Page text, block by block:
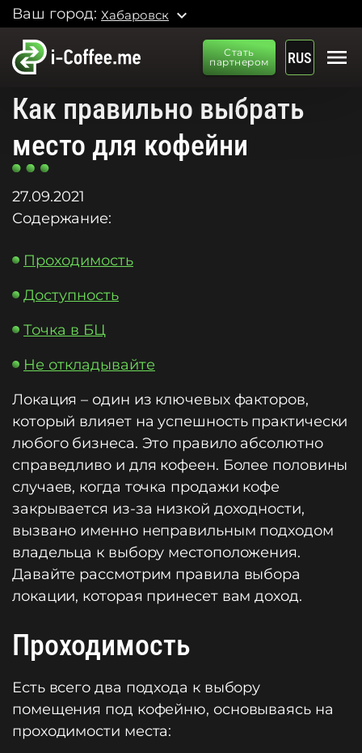
Ваш город: Хабаровск expand_more
Стать
партнером
RUS menu
Как правильно выбрать
место для кофейни
27.09.2021
Содержание:
Проходимость
Доступность
Точка в БЦ
Не откладывайте
Локация – один из ключевых факторов,
который влияет на успешность практически
любого бизнеса. Это правило абсолютно
справедливо и для кофеен. Более половины
случаев, когда точка продажи кофе
закрывается из-за низкой доходности,
вызвано именно неправильным подходом
владельца к выбору местоположения.
Давайте рассмотрим правила выбора
локации, которая принесет вам доход.
Проходимость
Есть всего два подхода к выбору
помещения под кофейню, основываясь на
проходимости места: